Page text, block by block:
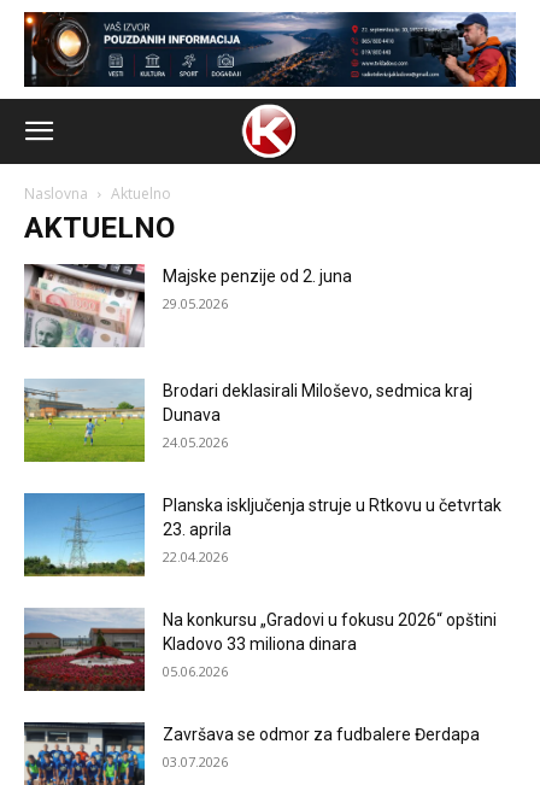
Naslovna Aktuelno
AKTUELNO
Majske penzije od 2. juna
29.05.2026
Brodari deklasirali Miloševo, sedmica kraj
Dunava
24.05.2026
Planska isključenja struje u Rtkovu u četvrtak
23. aprila
22.04.2026
Na konkursu „Gradovi u fokusu 2026“ opštini
Kladovo 33 miliona dinara
05.06.2026
Završava se odmor za fudbalere Đerdapa
03.07.2026